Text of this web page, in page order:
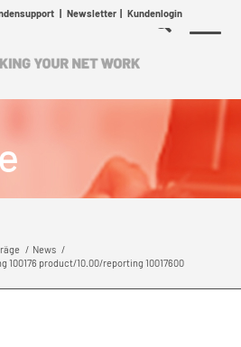
| Newsletter| Kundenlogin
/ News /
100176 product/10.00/reporting 10017600